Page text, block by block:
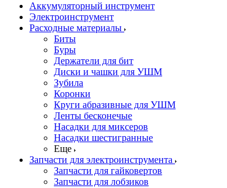
Аккумуляторный инструмент
Электроинструмент
Расходные материалы
Биты
Буры
Держатели для бит
Диски и чашки для УШМ
Зубила
Коронки
Круги абразивные для УШМ
Ленты бесконечые
Насадки для миксеров
Насадки шестигранные
Еще
Запчасти для электроинструмента
Запчасти для гайковертов
Запчасти для лобзиков